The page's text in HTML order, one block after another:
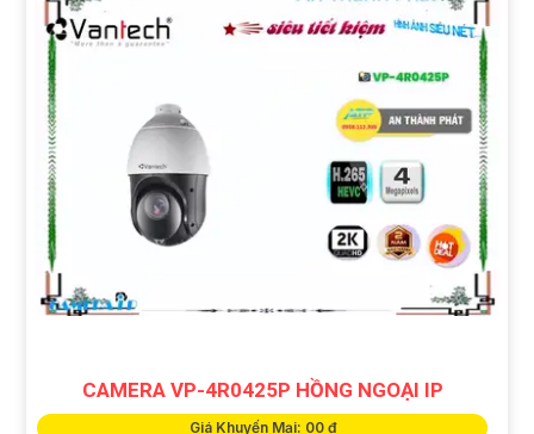
CAMERA VP-4R0425P HỒNG NGOẠI IP
Giá Khuyến Mại: 00 ₫